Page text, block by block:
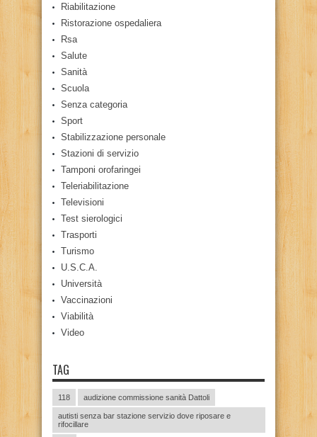
Riabilitazione
Ristorazione ospedaliera
Rsa
Salute
Sanità
Scuola
Senza categoria
Sport
Stabilizzazione personale
Stazioni di servizio
Tamponi orofaringei
Teleriabilitazione
Televisioni
Test sierologici
Trasporti
Turismo
U.S.C.A.
Università
Vaccinazioni
Viabilità
Video
TAG
118 audizione commissione sanità Dattoli
autisti senza bar stazione servizio dove riposare e
rifocillare